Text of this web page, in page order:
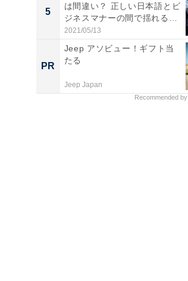
5
は間違い？ 正しい日本語とビ
ジネスマナーの間で揺れる
働...
2021/05/13
PR
Jeep アソビュー！ギフト当
たる
Jeep Japan
Recommended by